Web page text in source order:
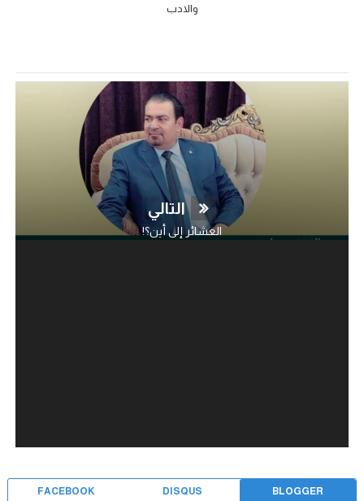
والادب
التالي
العشائر إلى أين؟!
BLOGGER
DISQUS
FACEBOOK